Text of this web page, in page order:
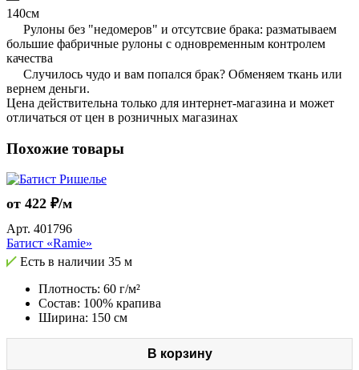
140см
Рулоны без "недомеров" и отсутсвие брака: разматываем
большие фабричные рулоны с одновременным контролем
качества
Случилось чудо и вам попался брак? Обменяем ткань или
вернем деньги.
Цена действительна только для интернет-магазина и может
отличаться от цен в розничных магазинах
Похожие товары
от 422 ₽/м
Арт. 401796
Батист «Ramie»
Есть в наличии 35 м
Плотность: 60 г/м²
Состав: 100% крапива
Ширина: 150 см
В корзину